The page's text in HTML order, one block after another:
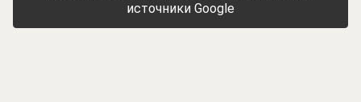
источники Google